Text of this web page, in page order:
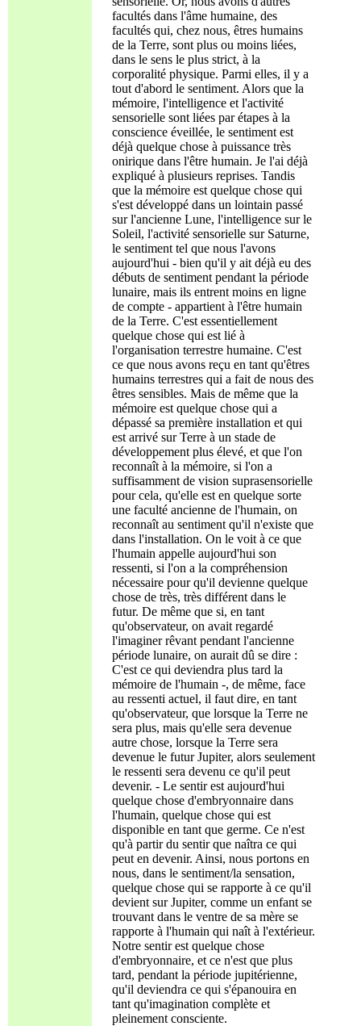
facultés dans l'âme humaine, des
facultés qui, chez nous, êtres humains
de la Terre, sont plus ou moins liées,
dans le sens le plus strict, à la
corporalité physique. Parmi elles, il y a
tout d'abord le sentiment. Alors que la
mémoire, l'intelligence et l'activité
sensorielle sont liées par étapes à la
conscience éveillée, le sentiment est
déjà quelque chose à puissance très
onirique dans l'être humain. Je l'ai déjà
expliqué à plusieurs reprises. Tandis
que la mémoire est quelque chose qui
s'est développé dans un lointain passé
sur l'ancienne Lune, l'intelligence sur le
Soleil, l'activité sensorielle sur Saturne,
le sentiment tel que nous l'avons
aujourd'hui - bien qu'il y ait déjà eu des
débuts de sentiment pendant la période
lunaire, mais ils entrent moins en ligne
de compte - appartient à l'être humain
de la Terre. C'est essentiellement
quelque chose qui est lié à
l'organisation terrestre humaine. C'est
ce que nous avons reçu en tant qu'êtres
humains terrestres qui a fait de nous des
êtres sensibles. Mais de même que la
mémoire est quelque chose qui a
dépassé sa première installation et qui
est arrivé sur Terre à un stade de
développement plus élevé, et que l'on
reconnaît à la mémoire, si l'on a
suffisamment de vision suprasensorielle
pour cela, qu'elle est en quelque sorte
une faculté ancienne de l'humain, on
reconnaît au sentiment qu'il n'existe que
dans l'installation. On le voit à ce que
l'humain appelle aujourd'hui son
ressenti, si l'on a la compréhension
nécessaire pour qu'il devienne quelque
chose de très, très différent dans le
futur. De même que si, en tant
qu'observateur, on avait regardé
l'imaginer rêvant pendant l'ancienne
période lunaire, on aurait dû se dire :
C'est ce qui deviendra plus tard la
mémoire de l'humain -, de même, face
au ressenti actuel, il faut dire, en tant
qu'observateur, que lorsque la Terre ne
sera plus, mais qu'elle sera devenue
autre chose, lorsque la Terre sera
devenue le futur Jupiter, alors seulement
le ressenti sera devenu ce qu'il peut
devenir. - Le sentir est aujourd'hui
quelque chose d'embryonnaire dans
l'humain, quelque chose qui est
disponible en tant que germe. Ce n'est
qu'à partir du sentir que naîtra ce qui
peut en devenir. Ainsi, nous portons en
nous, dans le sentiment/la sensation,
quelque chose qui se rapporte à ce qu'il
devient sur Jupiter, comme un enfant se
trouvant dans le ventre de sa mère se
rapporte à l'humain qui naît à l'extérieur.
Notre sentir est quelque chose
d'embryonnaire, et ce n'est que plus
tard, pendant la période jupitérienne,
qu'il deviendra ce qui s'épanouira en
tant qu'imagination complète et
pleinement consciente.